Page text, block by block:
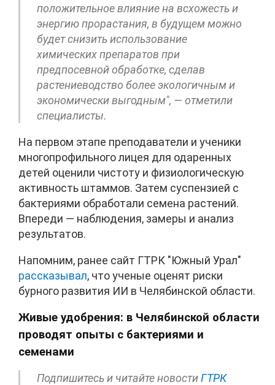
положительное влияние на всхожесть и
энергию прорастания, в будущем можно
будет снизить использование
химических препаратов при
предпосевной обработке, сделав
растениеводство более экологичным и
экономически выгодным", — отметили
специалисты.
На первом этапе преподаватели и ученики
многопрофильного лицея для одаренных
детей оценили чистоту и физиологическую
активность штаммов. Затем суспензией с
бактериями обработали семена растений.
Впереди — наблюдения, замеры и анализ
результатов.
Напомним, ранее сайт ГТРК "Южный Урал"
рассказывал, что ученые оценят риски
бурного развития ИИ в Челябинской области.
Живые удобрения: в Челябинской области
проводят опыты с бактериями и
семенами
Подпишитесь и читайте новостиГТРК